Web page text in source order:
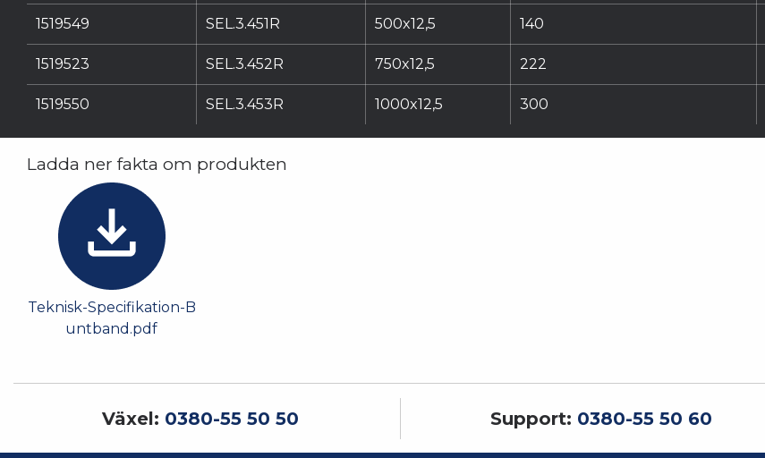
1519549 SEL.3.451R 500x12,5 140
1519523 SEL.3.452R 750x12,5 222
1519550 SEL.3.453R 1000x12,5 300
Ladda ner fakta om produkten
Teknisk-Specifikation-B
untband.pdf
Växel: 0380-55 50 50 Support: 0380-55 50 60